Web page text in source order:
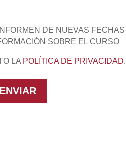
DE NUEVAS FECHAS
SOBRE EL CURSO
LA POLÍTICA DE PRIVACIDAD.